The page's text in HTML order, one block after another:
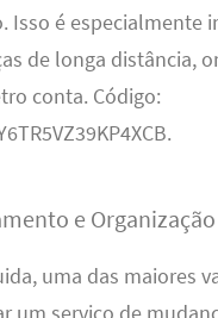
Isso é especialmente
de longa distância,
conta. Código:
e Organização
uma das maiores